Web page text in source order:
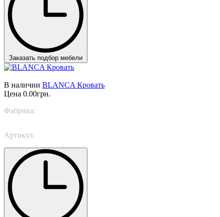
Заказать подбор мебели
В наличии BLANCA Кровать
Цена 0.00грн.
Фабрика:
Артикул: